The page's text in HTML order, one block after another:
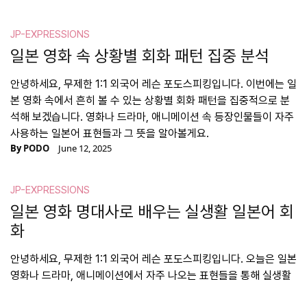
JP-EXPRESSIONS
일본 영화 속 상황별 회화 패턴 집중 분석
안녕하세요, 무제한 1:1 외국어 레슨 포도스피킹입니다. 이번에는 일
본 영화 속에서 흔히 볼 수 있는 상황별 회화 패턴을 집중적으로 분
석해 보겠습니다. 영화나 드라마, 애니메이션 속 등장인물들이 자주
사용하는 일본어 표현들과 그 뜻을 알아볼게요.
ByPODO June 12, 2025
JP-EXPRESSIONS
일본 영화 명대사로 배우는 실생활 일본어 회
화
안녕하세요, 무제한 1:1 외국어 레슨 포도스피킹입니다. 오늘은 일본
영화나 드라마, 애니메이션에서 자주 나오는 표현들을 통해 실생활